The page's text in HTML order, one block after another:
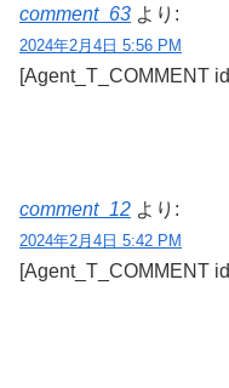
comment_63 より:
2024年2月4日 5:56 PM
[Agent_T_COMMENT
comment_12 より:
2024年2月4日 5:42 PM
[Agent_T_COMMENT